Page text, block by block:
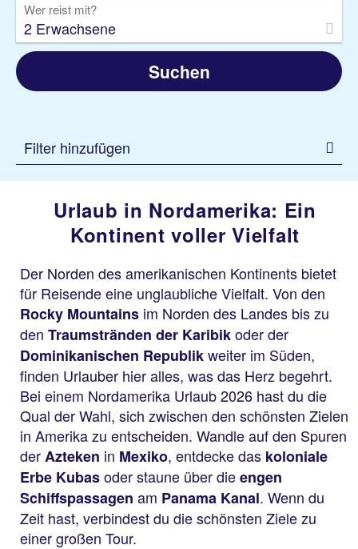
Wer reist mit?
2 Erwachsene
Suchen
Filter hinzufügen
Urlaub in Nordamerika: Ein
Kontinent voller Vielfalt
Der Norden des amerikanischen Kontinents bietet
für Reisende eine unglaubliche Vielfalt. Von den
Rocky Mountains im Norden des Landes bis zu
den Traumstränden der Karibikoder der
Dominikanischen Republikweiter im Süden,
finden Urlauber hier alles, was das Herz begehrt.
Bei einem Nordamerika Urlaub 2026 hast du die
Qual der Wahl, sich zwischen den schönsten Zielen
in Amerika zu entscheiden. Wandle auf den Spuren
derAzteken in Mexiko, entdecke das koloniale
Erbe Kubasoder staune über dieengen
Schiffspassagen am Panama Kanal. Wenn du
Zeit hast, verbindest du die schönsten Ziele zu
einer großen Tour.